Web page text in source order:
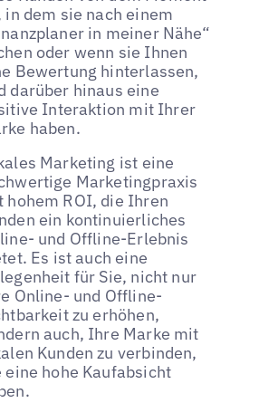
in dem sie nach einem
in meiner Nähe“
oder wenn sie Ihnen
Bewertung hinterlassen,
darüber hinaus eine
Interaktion mit Ihrer
haben.
Marketing ist eine
Marketingpraxis
hohem ROI, die Ihren
ein kontinuierliches
und Offline-Erlebnis
Es ist auch eine
für Sie, nicht nur
Online- und Offline-
zu erhöhen,
auch, Ihre Marke mit
Kunden zu verbinden,
eine hohe Kaufabsicht